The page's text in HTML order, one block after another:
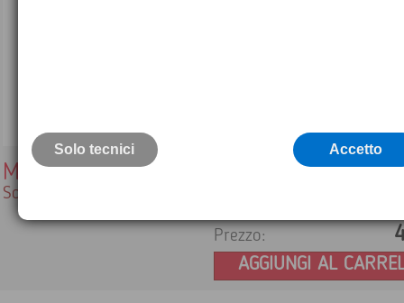
MCF1000
Scheda di memoria compact flash 1 GB
Prezzo:
AGGIUNGI AL
Solo tecnici Accetto